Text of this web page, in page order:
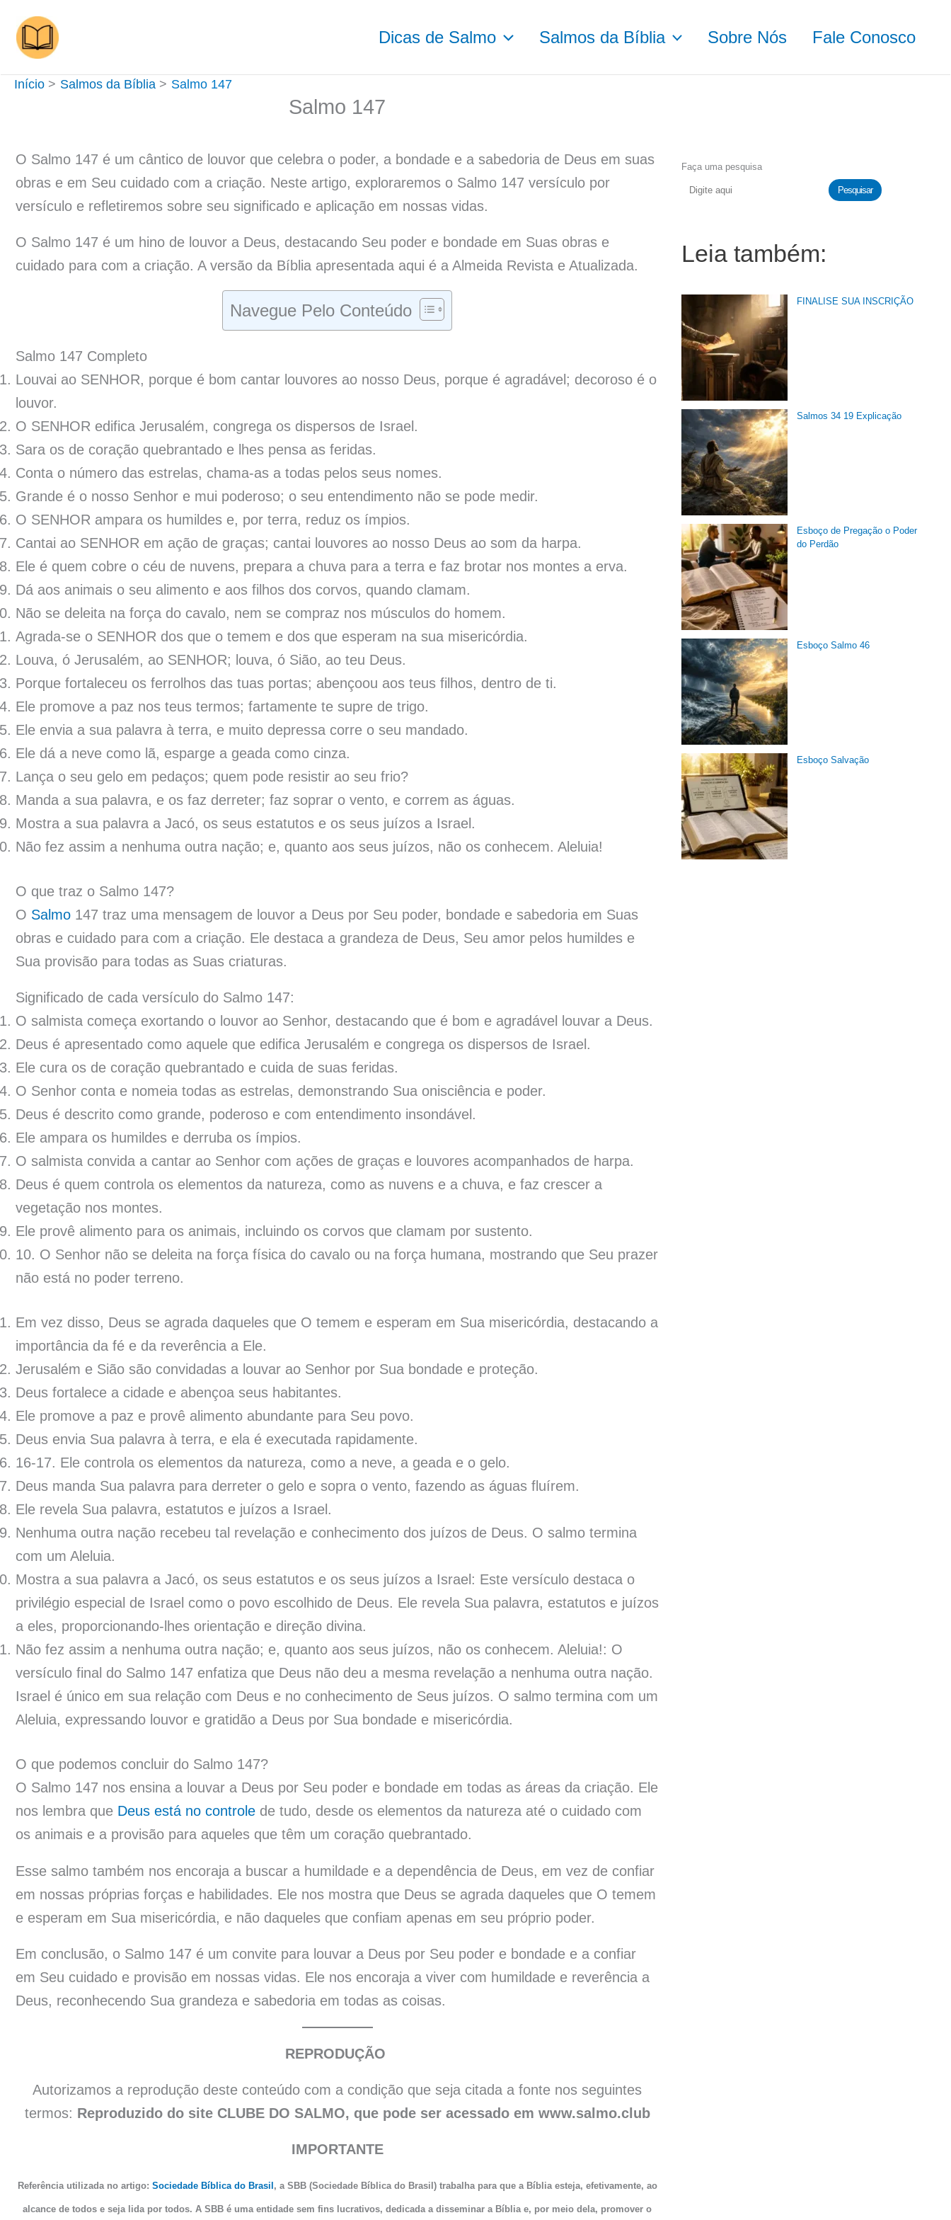
para
conteúdo
Dicas de Salmo Salmos da Bíblia Sobre Nós Fale Conosco
Início Salmos da Bíblia Salmo 147
Salmo 147
O Salmo 147 é um cântico de louvor que celebra o poder, a bondade e a sabedoria de Deus em suas
obras e em Seu cuidado com a criação. Neste artigo, exploraremos o Salmo 147 versículo por
versículo e refletiremos sobre seu significado e aplicação em nossas vidas.
O Salmo 147 é um hino de louvor a Deus, destacando Seu poder e bondade em Suas obras e
cuidado para com a criação. A versão da Bíblia apresentada aqui é a Almeida Revista e Atualizada.
Navegue Pelo Conteúdo
Salmo 147 Completo
Louvai ao SENHOR, porque é bom cantar louvores ao nosso Deus, porque é agradável; decoroso é o
louvor.
O SENHOR edifica Jerusalém, congrega os dispersos de Israel.
Sara os de coração quebrantado e lhes pensa as feridas.
Conta o número das estrelas, chama-as a todas pelos seus nomes.
Grande é o nosso Senhor e mui poderoso; o seu entendimento não se pode medir.
O SENHOR ampara os humildes e, por terra, reduz os ímpios.
Cantai ao SENHOR em ação de graças; cantai louvores ao nosso Deus ao som da harpa.
Ele é quem cobre o céu de nuvens, prepara a chuva para a terra e faz brotar nos montes a erva.
Dá aos animais o seu alimento e aos filhos dos corvos, quando clamam.
Não se deleita na força do cavalo, nem se compraz nos músculos do homem.
Agrada-se o SENHOR dos que o temem e dos que esperam na sua misericórdia.
Louva, ó Jerusalém, ao SENHOR; louva, ó Sião, ao teu Deus.
Porque fortaleceu os ferrolhos das tuas portas; abençoou aos teus filhos, dentro de ti.
Ele promove a paz nos teus termos; fartamente te supre de trigo.
Ele envia a sua palavra à terra, e muito depressa corre o seu mandado.
Ele dá a neve como lã, esparge a geada como cinza.
Lança o seu gelo em pedaços; quem pode resistir ao seu frio?
Manda a sua palavra, e os faz derreter; faz soprar o vento, e correm as águas.
Mostra a sua palavra a Jacó, os seus estatutos e os seus juízos a Israel.
Não fez assim a nenhuma outra nação; e, quanto aos seus juízos, não os conhecem. Aleluia!
O que traz o Salmo 147?
O Salmo 147 traz uma mensagem de louvor a Deus por Seu poder, bondade e sabedoria em Suas
obras e cuidado para com a criação. Ele destaca a grandeza de Deus, Seu amor pelos humildes e
Sua provisão para todas as Suas criaturas.
Significado de cada versículo do Salmo 147:
O salmista começa exortando o louvor ao Senhor, destacando que é bom e agradável louvar a Deus.
Deus é apresentado como aquele que edifica Jerusalém e congrega os dispersos de Israel.
Ele cura os de coração quebrantado e cuida de suas feridas.
O Senhor conta e nomeia todas as estrelas, demonstrando Sua onisciência e poder.
Deus é descrito como grande, poderoso e com entendimento insondável.
Ele ampara os humildes e derruba os ímpios.
O salmista convida a cantar ao Senhor com ações de graças e louvores acompanhados de harpa.
Deus é quem controla os elementos da natureza, como as nuvens e a chuva, e faz crescer a
vegetação nos montes.
Ele provê alimento para os animais, incluindo os corvos que clamam por sustento.
10. O Senhor não se deleita na força física do cavalo ou na força humana, mostrando que Seu prazer
não está no poder terreno.
Em vez disso, Deus se agrada daqueles que O temem e esperam em Sua misericórdia, destacando a
importância da fé e da reverência a Ele.
Jerusalém e Sião são convidadas a louvar ao Senhor por Sua bondade e proteção.
Deus fortalece a cidade e abençoa seus habitantes.
Ele promove a paz e provê alimento abundante para Seu povo.
Deus envia Sua palavra à terra, e ela é executada rapidamente.
16-17. Ele controla os elementos da natureza, como a neve, a geada e o gelo.
Deus manda Sua palavra para derreter o gelo e sopra o vento, fazendo as águas fluírem.
Ele revela Sua palavra, estatutos e juízos a Israel.
Nenhuma outra nação recebeu tal revelação e conhecimento dos juízos de Deus. O salmo termina
com um Aleluia.
Mostra a sua palavra a Jacó, os seus estatutos e os seus juízos a Israel: Este versículo destaca o
privilégio especial de Israel como o povo escolhido de Deus. Ele revela Sua palavra, estatutos e juízos
a eles, proporcionando-lhes orientação e direção divina.
Não fez assim a nenhuma outra nação; e, quanto aos seus juízos, não os conhecem. Aleluia!: O
versículo final do Salmo 147 enfatiza que Deus não deu a mesma revelação a nenhuma outra nação.
Israel é único em sua relação com Deus e no conhecimento de Seus juízos. O salmo termina com um
Aleluia, expressando louvor e gratidão a Deus por Sua bondade e misericórdia.
O que podemos concluir do Salmo 147?
O Salmo 147 nos ensina a louvar a Deus por Seu poder e bondade em todas as áreas da criação. Ele
nos lembra que Deus está no controle de tudo, desde os elementos da natureza até o cuidado com
os animais e a provisão para aqueles que têm um coração quebrantado.
Esse salmo também nos encoraja a buscar a humildade e a dependência de Deus, em vez de confiar
em nossas próprias forças e habilidades. Ele nos mostra que Deus se agrada daqueles que O temem
e esperam em Sua misericórdia, e não daqueles que confiam apenas em seu próprio poder.
Em conclusão, o Salmo 147 é um convite para louvar a Deus por Seu poder e bondade e a confiar
em Seu cuidado e provisão em nossas vidas. Ele nos encoraja a viver com humildade e reverência a
Deus, reconhecendo Sua grandeza e sabedoria em todas as coisas.
REPRODUÇÃO
Autorizamos a reprodução deste conteúdo com a condição que seja citada a fonte nos seguintes
termos: Reproduzido do site CLUBE DO SALMO, que pode ser acessado em www.salmo.club
IMPORTANTE
Referência utilizada no artigo: Sociedade Bíblica do Brasil , a SBB (Sociedade Bíblica do Brasil) trabalha para que a Bíblia esteja, efetivamente, ao
alcance de todos e seja lida por todos. A SBB é uma entidade sem fins lucrativos, dedicada a disseminar a Bíblia e, por meio dela, promover o
Faça uma pesquisa
Pesquisar
Leia também:
FINALISE SUA INSCRIÇÃO
Salmos 34 19 Explicação
Esboço de Pregação o Poder
do Perdão
Esboço Salmo 46
Esboço Salvação